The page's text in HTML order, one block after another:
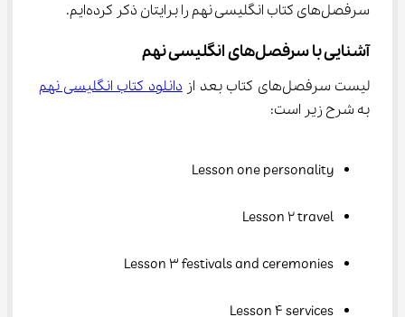
سرفصل‌های کتاب انگلیسی نهم را برایتان ذکر کرده‌ایم.
آشنایی با سرفصل‌های انگلیسی نهم
لیست سرفصل‌های کتاب بعد از
دانلود کتاب انگلیسی نهم
به شرح زیر است:
Lesson one personality
Lesson 2 travel
Lesson 3 festivals and ceremonies
Lesson 4 services